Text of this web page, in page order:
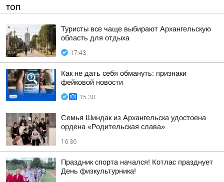
ТОП
Туристы все чаще выбирают Архангельскую
область для отдыха
17:43
Как не дать себя обмануть: признаки
фейковой новости
15:30
Семья Шиндак из Архангельска удостоена
ордена «Родительская слава»
16:36
Праздник спорта начался! Котлас празднует
День физкультурника!